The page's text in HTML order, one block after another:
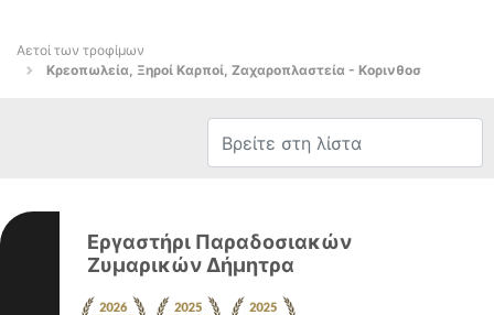
Αετοί των τροφίμων
Κρεοπωλεία, Ξηροί Καρποί, Ζαχαροπλαστεία - Κορινθοσ
Εργαστήρι Παραδοσιακών
Ζυμαρικών Δήμητρα